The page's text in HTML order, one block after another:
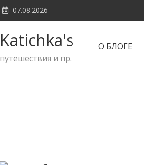
Skip
to
07.08.2026
Katichka's
путешествия и пр.
О БЛОГЕ